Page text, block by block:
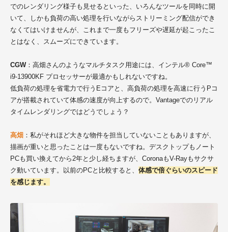
でのレンダリング様子も見せるといった、いろんなツールを同時に開
いて、しかも負荷の高い処理を行いながらストリーミング配信ができ
なくてはいけませんが、これまで一度もフリーズや遅延が起こったこ
とはなく、スムーズにできています。
CGW：高畑さんのようなマルチタスク用途には、インテル® Core™
i9-13900KF プロセッサーが最適かもしれないですね。
低負荷の処理を省電力で行うEコアと、高負荷の処理を高速に行うPコ
アが搭載されていて体感の速度が向上するので。Vantageでのリアル
タイムレンダリングではどうでしょう？
高畑 ：私がそれほど大きな物件を担当していないこともありますが、
描画が重いと思ったことは一度もないですね。デスクトップもノート
PCも買い換えてから2年と少し経ちますが、CoronaもV-Rayもサクサ
ク動いています。以前のPCと比較すると、 体感で倍ぐらいのスピード
を感じます。